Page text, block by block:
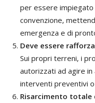
per essere
convenzione,
emergenza e di
Deve essere
Sui propri terreni, i
autorizzati ad agire
interventi preventivi
Risarcimento totale